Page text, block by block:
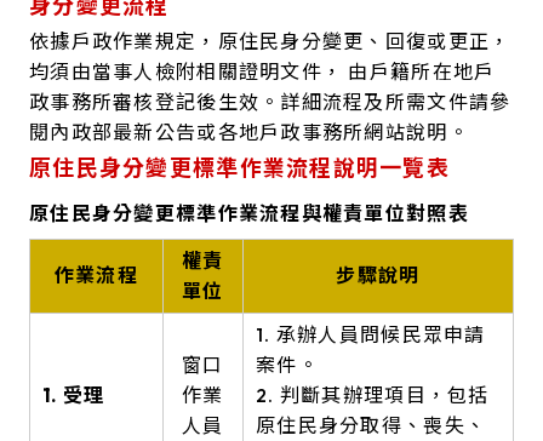
依據戶政作業規定，原住民身分變更、回復或更正，
均須由當事人檢附相關證明文件， 由戶籍所在地戶
政事務所審核登記後生效。詳細流程及所需文件請參
閱內政部最新公告或各地戶政事務所網站說明。
原住民身分變更標準作業流程說明一覽表
原住民身分變更標準作業流程與權責單位對照表
作業流程
權責
單位
步驟說明
1. 受理
窗口
作業
人員
1. 承辦人員問候民眾申請
案件。
2. 判斷其辦理項目，包括
原住民身分取得、喪失、